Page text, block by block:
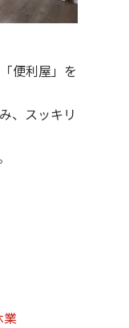
便利屋」を
、スッキリ
業